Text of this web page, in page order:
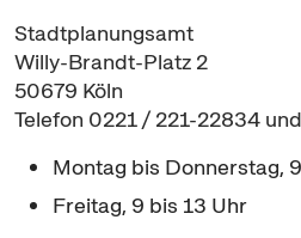
Stadtplanungsamt
Willy-Brandt-Platz 2
50679 Köln
Telefon 0221 / 221-22834
Montag bis Donnerstag,
Freitag, 9 bis 13 Uhr